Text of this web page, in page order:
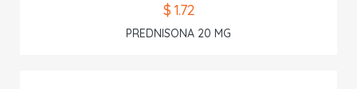
$ 1.72
PREDNISONA 20 MG